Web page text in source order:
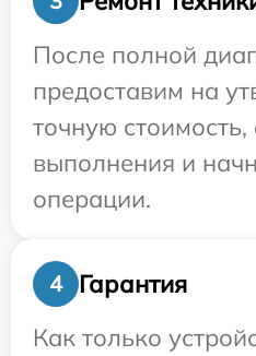
После полной
предоставим на
точную стоимость,
выполнения и
операции.
4
Гарантия
Как только